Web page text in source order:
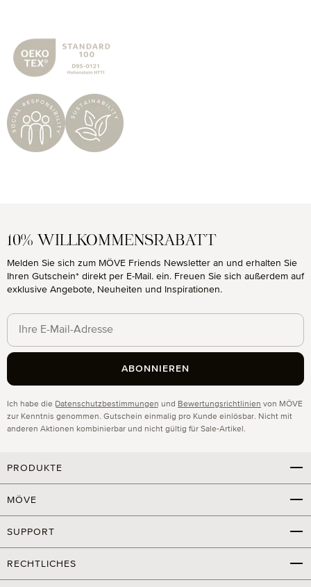
10% WILLKOMMENSRABATT
Melden Sie sich zum MÖVE Friends Newsletter an und erhalten Sie
Ihren Gutschein* direkt per E-Mail. ein. Freuen Sie sich außerdem auf
exklusive Angebote, Neuheiten und Inspirationen.
Ich habe die Datenschutzbestimmungen und Bewertungsrichtlinien von MÖVE
zur Kenntnis genommen. Gutschein einmalig pro Kunde einlösbar. Nicht mit
anderen Aktionen kombinierbar und nicht gültig für Sale-Artikel.
ABONNIEREN
PRODUKTE
MÖVE
SUPPORT
RECHTLICHES